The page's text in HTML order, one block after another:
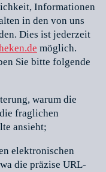
Informationen
in den von uns
Dies ist jederzeit
möglich.
Sie bitte folgende
warum die
fraglichen
ansieht;
elektronischen
die präzise URL-